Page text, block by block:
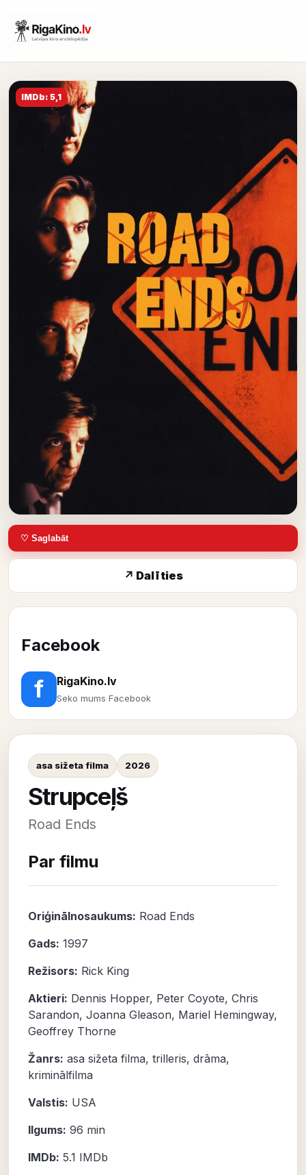
IMDb: 5,1
♡ Saglabāt
↗ Dalīties
Facebook
f RigaKino.lv
Seko mums Facebook
asa sižeta filma 2026
Strupceļš
Road Ends
Par filmu
Oriģinālnosaukums: Road Ends
Gads: 1997
Režisors: Rick King
Aktieri: Dennis Hopper, Peter Coyote, Chris
Sarandon, Joanna Gleason, Mariel Hemingway,
Geoffrey Thorne
Žanrs: asa sižeta filma, trilleris, drāma,
kriminālfilma
Valstis: USA
Ilgums: 96 min
IMDb: 5.1 IMDb